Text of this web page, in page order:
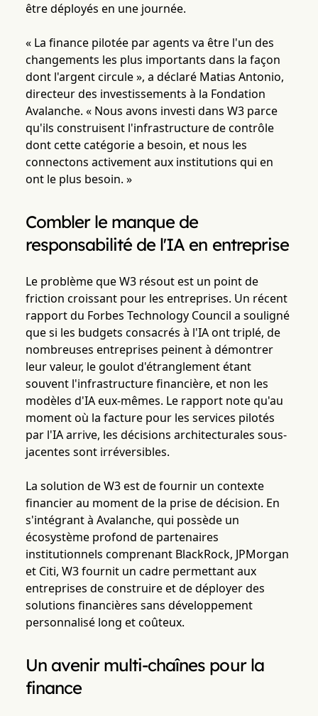
être déployés en une journée.
« La finance pilotée par agents va être l'un des
changements les plus importants dans la façon
dont l'argent circule », a déclaré Matias Antonio,
directeur des investissements à la Fondation
Avalanche. « Nous avons investi dans W3 parce
qu'ils construisent l'infrastructure de contrôle
dont cette catégorie a besoin, et nous les
connectons activement aux institutions qui en
ont le plus besoin. »
Combler le manque de
responsabilité de l'IA en entreprise
Le problème que W3 résout est un point de
friction croissant pour les entreprises. Un récent
rapport du Forbes Technology Council a souligné
que si les budgets consacrés à l'IA ont triplé, de
nombreuses entreprises peinent à démontrer
leur valeur, le goulot d'étranglement étant
souvent l'infrastructure financière, et non les
modèles d'IA eux-mêmes. Le rapport note qu'au
moment où la facture pour les services pilotés
par l'IA arrive, les décisions architecturales sous-
jacentes sont irréversibles.
La solution de W3 est de fournir un contexte
financier au moment de la prise de décision. En
s'intégrant à Avalanche, qui possède un
écosystème profond de partenaires
institutionnels comprenant BlackRock, JPMorgan
et Citi, W3 fournit un cadre permettant aux
entreprises de construire et de déployer des
solutions financières sans développement
personnalisé long et coûteux.
Un avenir multi-chaînes pour la
finance